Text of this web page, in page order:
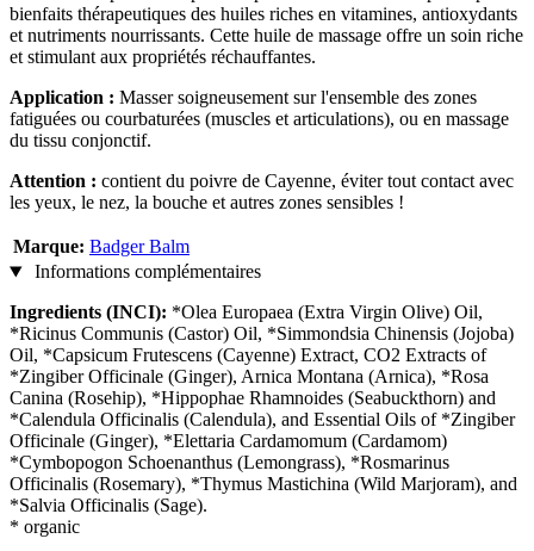
bienfaits thérapeutiques des huiles riches en vitamines, antioxydants
et nutriments nourrissants. Cette huile de massage offre un soin riche
et stimulant aux propriétés réchauffantes.
Application : Masser soigneusement sur l'ensemble des zones
fatiguées ou courbaturées (muscles et articulations), ou en massage
du tissu conjonctif.
Attention : contient du poivre de Cayenne, éviter tout contact avec
les yeux, le nez, la bouche et autres zones sensibles !
Marque: Badger Balm
Informations complémentaires
Ingredients (INCI): *Olea Europaea (Extra Virgin Olive) Oil,
*Ricinus Communis (Castor) Oil, *Simmondsia Chinensis (Jojoba)
Oil, *Capsicum Frutescens (Cayenne) Extract, CO2 Extracts of
*Zingiber Officinale (Ginger), Arnica Montana (Arnica), *Rosa
Canina (Rosehip), *Hippophae Rhamnoides (Seabuckthorn) and
*Calendula Officinalis (Calendula), and Essential Oils of *Zingiber
Officinale (Ginger), *Elettaria Cardamomum (Cardamom)
*Cymbopogon Schoenanthus (Lemongrass), *Rosmarinus
Officinalis (Rosemary), *Thymus Mastichina (Wild Marjoram), and
*Salvia Officinalis (Sage).
* organic